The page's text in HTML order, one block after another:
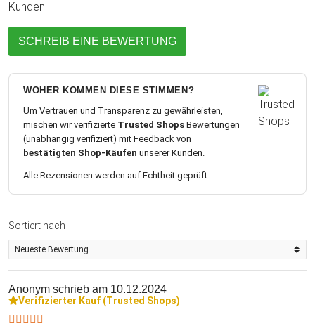
Kunden.
SCHREIB EINE BEWERTUNG
WOHER KOMMEN DIESE STIMMEN?
Um Vertrauen und Transparenz zu gewährleisten,
mischen wir verifizierte Trusted Shops Bewertungen
(unabhängig verifiziert) mit Feedback von
bestätigten Shop-Käufen unserer Kunden.
Alle Rezensionen werden auf Echtheit geprüft.
Sortiert nach
Anonym schrieb am 10.12.2024
Verifizierter Kauf (Trusted Shops)